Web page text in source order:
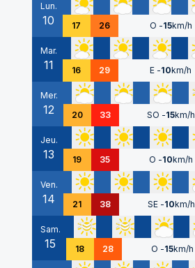
Lun.
10 17 26 O -15km/h
Mar.
11 16 29 E -10km/h
Mer.
12 20 33 SO -15km/h
Jeu.
13 19 35 O -10km/h
Ven.
14 21 38 SE -10km/h
Sam.
15 18 28 O -15km/h